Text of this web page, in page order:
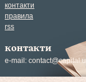
контакти
правила
rss
контакти
e-mail: